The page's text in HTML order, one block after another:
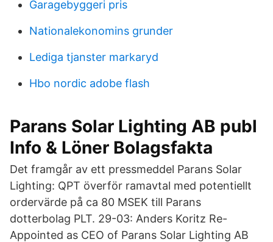
Garagebyggeri pris
Nationalekonomins grunder
Lediga tjanster markaryd
Hbo nordic adobe flash
Parans Solar Lighting AB publ
Info & Löner Bolagsfakta
Det framgår av ett pressmeddel Parans Solar
Lighting: QPT överför ramavtal med potentiellt
ordervärde på ca 80 MSEK till Parans
dotterbolag PLT. 29-03: Anders Koritz Re-
Appointed as CEO of Parans Solar Lighting AB